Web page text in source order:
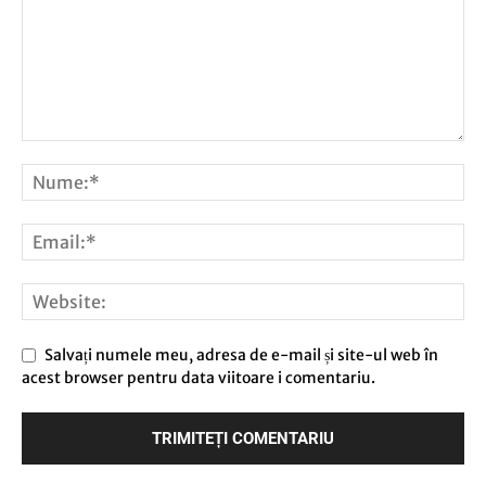
Salvați numele meu, adresa de e-mail și site-ul web în
acest browser pentru data viitoare i comentariu.